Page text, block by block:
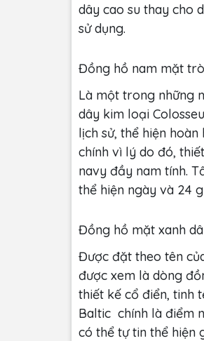
dây cao su thay cho
sử dụng.
Đồng hồ nam mặt
Là một trong những
dây kim loại
lịch sử, thể hiện
chính vì lý do đó,
navy đầy nam tính.
thể hiện ngày và 24
Đồng hồ mặt xanh
Được đặt theo tên
được xem là dòng
thiết kế cổ điển, tinh
Baltic chính là điểm
có thể tự tin thể hiện